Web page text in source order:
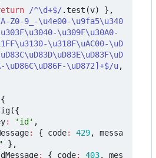
/^\d+$/. test (v)
},
Z0-9_-\u4e00-\u9fa5\u340
\u309F\u30A0-
\u318F\uAC00-\uD
\uD86C\uD86F-\uD872]+$/u,
{
({
: 'id' ,
: { code: 429,
messa
},
: { code: 403,
mes